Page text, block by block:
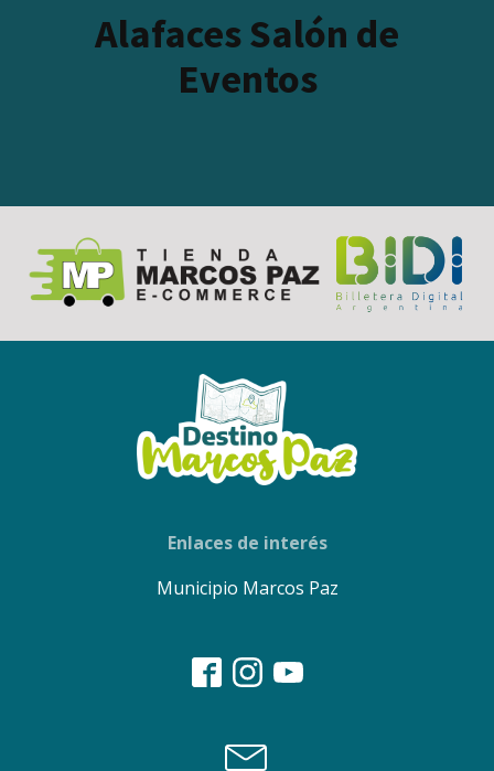
Alafaces Salón de
Eventos
Enlaces de interés
Municipio Marcos Paz